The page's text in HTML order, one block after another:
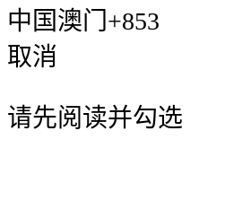
中国澳门+853
取消
请先阅读并勾选